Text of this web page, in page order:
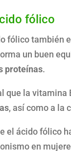
fólico
fólico también
un buen
proteínas.
que la vitamina
, así como a la
el ácido fólico
en